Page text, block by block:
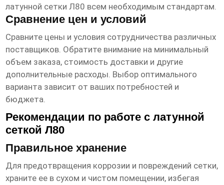
латунной сетки Л80 всем необходимым стандартам.
Сравнение цен и условий
Сравните цены и условия сотрудничества различных
поставщиков. Обратите внимание на минимальный
объем заказа, стоимость доставки и другие
дополнительные расходы. Выбор оптимального
варианта зависит от ваших потребностей и
бюджета.
Рекомендации по работе с латунной
сеткой Л80
Правильное хранение
Для предотвращения коррозии и повреждений сетки,
храните ее в сухом и чистом помещении, избегая